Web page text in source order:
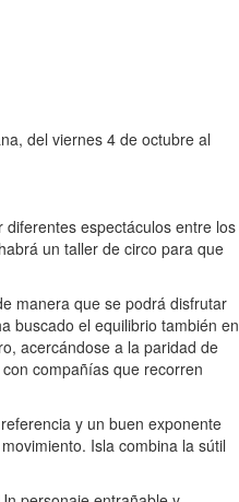
del viernes 4 de octubre al
espectáculos entre los
un taller de circo para que
manera que se podrá disfrutar
buscado el equilibrio también en
acercándose a la paridad de
compañías que recorren
y un buen exponente
Isla combina la sútil